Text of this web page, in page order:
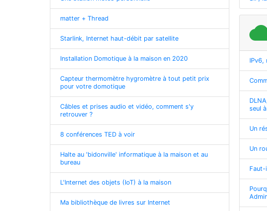
matter + Thread
Starlink, Internet haut-débit par satellite
Installation Domotique à la maison en 2020
Capteur thermomètre hygromètre à tout petit prix
pour votre domotique
Câbles et prises audio et vidéo, comment s'y
retrouver ?
8 conférences TED à voir
Halte au 'bidonville' informatique à la maison et au
bureau
L'Internet des objets (IoT) à la maison
Ma bibliothèque de livres sur Internet
IPv6,
seul
Un
Un
Faut-